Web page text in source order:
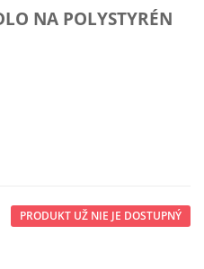
NA POLYSTYRÉN
PRODUKT UŽ NIE JE DOSTUPNÝ